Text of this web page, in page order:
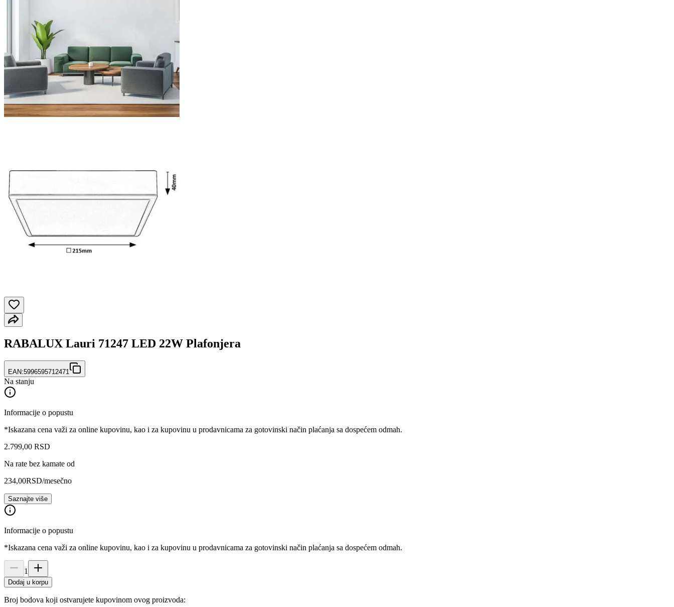
RABALUX Lauri 71247 LED 22W Plafonjera
EAN:5996595712471
Na stanju
Informacije o popustu
*Iskazana cena važi za online kupovinu, kao i za kupovinu u prodavnicama za gotovinski način plaćanja sa dospećem odmah.
2.799,00 RSD
Na rate bez kamate od
234,00RSD/mesečno
Saznajte više
Informacije o popustu
*Iskazana cena važi za online kupovinu, kao i za kupovinu u prodavnicama za gotovinski način plaćanja sa dospećem odmah.
1
Dodaj u korpu
Broj bodova koji ostvarujete kupovinom ovog proizvoda: